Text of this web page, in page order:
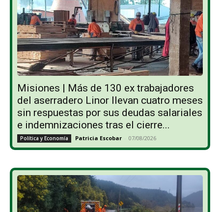
Misiones | Más de 130 ex trabajadores
del aserradero Linor llevan cuatro meses
sin respuestas por sus deudas salariales
e indemnizaciones tras el cierre...
Política y Economía Patricia Escobar - 07/08/2026